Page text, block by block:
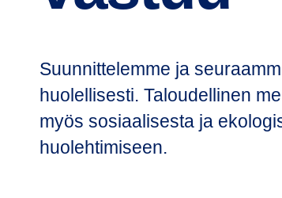
Suunnittelemme ja
huolellisesti. Taloudellinen
myös sosiaalisesta ja
huolehtimiseen.